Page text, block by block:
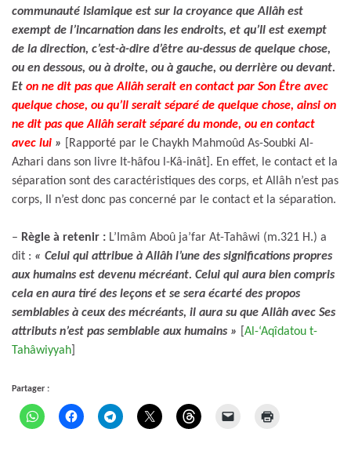
communauté Islamique est sur la croyance que Allâh est
exempt de l’incarnation dans les endroits, et qu’Il est exempt
de la direction, c’est-à-dire d’être au-dessus de quelque chose,
ou en dessous, ou à droite, ou à gauche, ou derrière ou devant.
Et on ne dit pas que Allâh serait en contact par Son Être avec
quelque chose, ou qu’Il serait séparé de quelque chose, ainsi on
ne dit pas que Allâh serait séparé du monde, ou en contact
avec lui »
[Rapporté par le Chaykh Mahmoûd As-Soubki Al-
Azhari dans son livre It-hâfou l-Kâ-inât]. En effet, le contact et la
séparation sont des caractéristiques des corps, et Allâh n’est pas
corps, Il n’est donc pas concerné par le contact et la séparation.
– Règle à retenir : L’Imâm Aboû ja’far At-Tahâwi (m.321 H.) a
dit : « Celui qui attribue à Allâh l’une des significations propres
aux humains est devenu mécréant. Celui qui aura bien compris
cela en aura tiré des leçons et se sera écarté des propos
semblables à ceux des mécréants, il aura su que Allâh avec Ses
attributs n’est pas semblable aux humains »
Al-‘Aqîdatou t-
Tahâwiyyah
Partager :